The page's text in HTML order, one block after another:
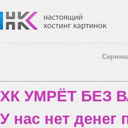
ХК УМРЁТ БЕЗ
У нас нет денег